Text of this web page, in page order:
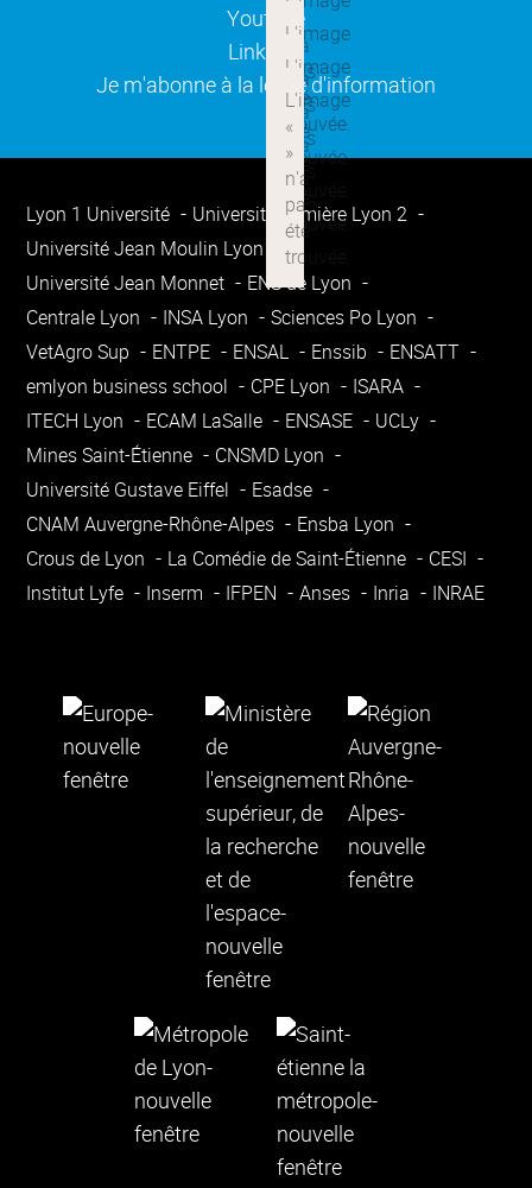
Youtube(ouverture dans une
Linkedin
(ouverture dans une
Je m'abonne à la lettre d'information
(ouverture dans une
Lyon 1 Université
Université Lumière Lyon 2
Université Jean Moulin Lyon 3
Université Jean Monnet
ENS de Lyon
Centrale Lyon
INSA Lyon
Sciences Po Lyon
VetAgro Sup
ENTPE ENSAL Enssib
ENSATT
emlyon business school
CPE Lyon
ISARA
ITECH Lyon
ECAM LaSalle ENSASE
UCLy
Mines Saint-Étienne
CNSMD Lyon
Université Gustave Eiffel
Esadse
CNAM Auvergne-Rhône-Alpes
Ensba Lyon
Crous de Lyon
La Comédie de Saint-Étienne
CESI
Institut Lyfe
Inserm IFPEN Anses Inria INRAE